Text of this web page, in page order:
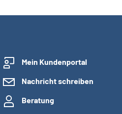
Mein Kundenportal
Nachricht schreiben
Beratung